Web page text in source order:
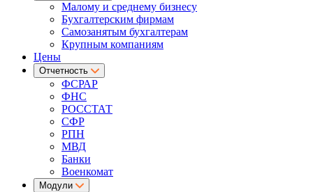
Малому и среднему бизнесу
Бухгалтерским фирмам
Самозанятым бухгалтерам
Крупным компаниям
Цены
Отчетность
ФСРАР
ФНС
РОССТАТ
СФР
РПН
МВД
Банки
Военкомат
Модули